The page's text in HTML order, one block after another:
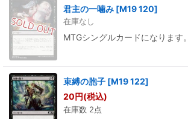
君主の一噛み [M19 120]
在庫なし
MTGシングルカードになります。
束縛の胞子 [M19 122]
20円(税込)
在庫数 2点